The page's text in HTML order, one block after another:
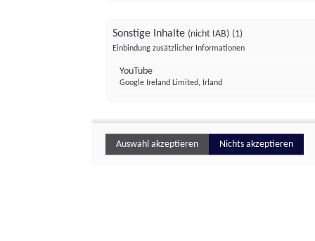
Sonstige Inhalte (nicht IAB) (1)
Einbindung zusätzlicher Informationen
YouTube
Google Ireland Limited, Irland
Auswahl akzeptieren Nichts akzeptieren